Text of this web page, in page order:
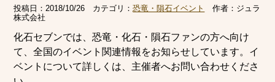
投稿日：2018/10/26 カテゴリ：恐竜・隕石イベント 作者： ジュラ
株式会社
化石セブンでは、恐竜・化石・隕石ファンの方へ向け
て、全国のイベント関連情報をお知らせしています。イ
ベントについて詳しくは、主催者へお問い合わせくださ